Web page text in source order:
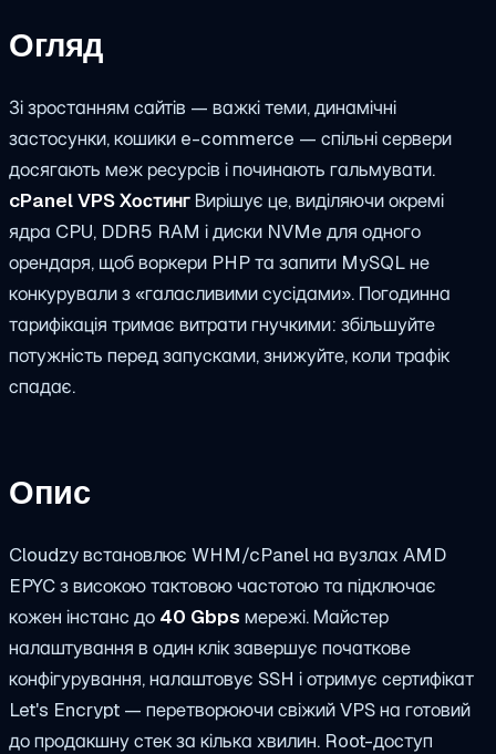
Огляд
Зі зростанням сайтів — важкі теми, динамічні
застосунки, кошики e-commerce — спільні сервери
досягають меж ресурсів і починають гальмувати.
cPanel VPS Хостинг Вирішує це, виділяючи окремі
ядра CPU, DDR5 RAM і диски NVMe для одного
орендаря, щоб воркери PHP та запити MySQL не
конкурували з «галасливими сусідами». Погодинна
тарифікація тримає витрати гнучкими: збільшуйте
потужність перед запусками, знижуйте, коли трафік
спадає.
Опис
Cloudzy встановлює WHM/cPanel на вузлах AMD
EPYC з високою тактовою частотою та підключає
кожен інстанс до 40 Gbps мережі. Майстер
налаштування в один клік завершує початкове
конфігурування, налаштовує SSH і отримує сертифікат
Let's Encrypt — перетворюючи свіжий VPS на готовий
до продакшну стек за кілька хвилин. Root-доступ